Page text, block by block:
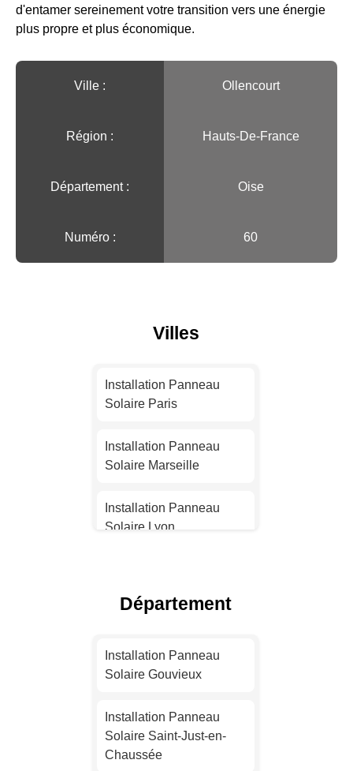
d'entamer sereinement votre transition vers une énergie
plus propre et plus économique.
Ville :️ Ollencourt
Région :️ Hauts-De-France
Département : Oise
Numéro : 60
Villes
Installation Panneau
Solaire Paris
Installation Panneau
Solaire Marseille
Installation Panneau
Solaire Lyon
Solaire Nice
Solaire Nantes
Installation Panneau
Département
Installation Panneau
Solaire Gouvieux
Installation Panneau
Solaire Saint-Just-en-
Chaussée